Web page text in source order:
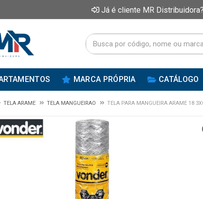
Já é cliente MR
MARCA PRÓPRIA CATÁLOGO
TELA ARAME TELA MANGUEIRAO TELA PARA MANGUEIRA ARAME 18